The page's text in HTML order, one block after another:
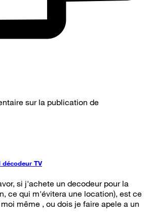
sur la publication de
TV
si j'achete un decodeur pour la
ce qui m'évitera une location), est ce
même , ou dois je faire apele a un